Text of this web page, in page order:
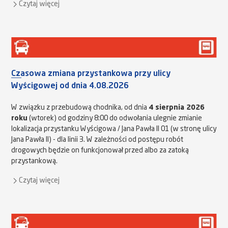
Czytaj więcej
Czasowa zmiana przystankowa przy ulicy
Wyścigowej od dnia 4.08.2026
W związku z przebudową chodnika, od dnia 4 sierpnia 2026
roku (wtorek) od godziny 8:00 do odwołania ulegnie zmianie
lokalizacja przystanku Wyścigowa / Jana Pawła II 01 (w stronę ulicy
Jana Pawła II) - dla linii 3. W zależności od postępu robót
drogowych będzie on funkcjonował przed albo za zatoką
przystankową.
Czytaj więcej